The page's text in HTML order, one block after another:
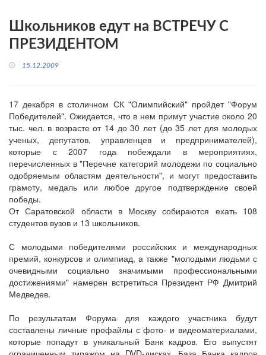
Школьников едут на ВСТРЕЧУ С
ПРЕЗИДЕНТОМ
15.12.2009
17 декабря в столичном СК "Олимпийский" пройдет "Форум
Победителей". Ожидается, что в нем примут участие около 20
тыс. чел. в возрасте от 14 до 30 лет (до 35 лет для молодых
ученых, депутатов, управленцев и предпринимателей),
которые с 2007 года побеждали в мероприятиях,
перечисленных в "Перечне категорий молодежи по социально
одобряемым областям деятельности", и могут предоставить
грамоту, медаль или любое другое подтверждение своей
победы.
От Саратовской области в Москву собираются ехать 108
студентов вузов и 13 школьников.
С молодыми победителями российских и международных
премий, конкурсов и олимпиад, а также "молодыми людьми с
очевидными социально значимыми профессиональными
достижениями" намерен встретиться Президент РФ Дмитрий
Медведев.
По результатам Форума для каждого участника будут
составлены личные профайлы с фото- и видеоматериалами,
которые попадут в уникальный Банк кадров. Его выпустят